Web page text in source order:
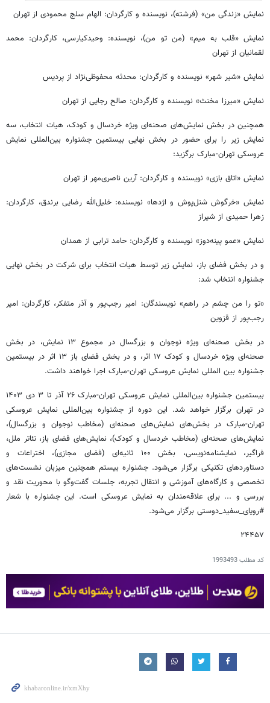
نمایش «زندگی من» (فرشته)، نویسنده و کارگردان: الهام سلج محمودی از تهران
نمایش «قلب به میم» (من تو من)، نویسنده: وحیدکیارسی، کارگردان: محمد
لقمانیان از تهران
نمایش «شیر شهر» نویسنده و کارگردان: محدثه محفوظی‌نژاد از پردیس
نمایش «میرزا مخنث» نویسنده و کارگردان: صالح رجایی از تهران
همچنین در بخش نمایش‌های صحنه‌ای ویژه خردسال و کودک، هیات انتخاب، سه
نمایش زیر را برای حضور در بخش نهایی بیستمین جشنواره بین‌المللی نمایش
عروسکی تهران-مبارک برگزید:
نمایش «اتاق بازی» نویسنده و کارگردان: آرین ناصری‌مهر از تهران
نمایش «خرگوش شنل‌پوش و اژدها» نویسنده: خلیل‌الله رضایی برندق، کارگردان:
زهرا حمیدی از شیراز
نمایش «عمو پینه‌دوز» نویسنده و کارگردان: حامد ترابی از همدان
و در بخش فضای باز، نمایش زیر توسط هیات انتخاب برای شرکت در بخش نهایی
جشنواره انتخاب شد:
«تو را من چشم در راهم» نویسندگان: امیر رجب‌پور و آذر متفکر، کارگردان: امیر
رجب‌پور از قزوین
در بخش صحنه‌ای ویژه نوجوان و بزرگسال در مجموع ۱۳ نمایش، در بخش
صحنه‌ای ویژه خردسال و کودک ۱۷ اثر، و در بخش فضای باز ۱۳ اثر در بیستمین
جشنواره بین‌ المللی نمایش عروسکی تهران-مبارک اجرا خواهند داشت.
بیستمین جشنواره بین‌المللی نمایش عروسکی تهران-مبارک ۲۶ آذر تا ۳ دی ۱۴۰۳
در تهران برگزار خواهد شد. این دوره از جشنواره بین‌المللی نمایش عروسکی
تهران-مبارک در بخش‌های نمایش‌های صحنه‌ای (مخاطب نوجوان و بزرگسال)،
نمایش‌های صحنه‌ای (مخاطب خردسال و کودک)، نمایش‌های فضای باز، تئاتر ملل،
فراگیر، نمایشنامه‌نویسی، بخش ۱۰۰ ثانیه‌ای (فضای مجازی)، اختراعات و
دستاوردهای تکنیکی برگزار می‌شود. جشنواره بیستم همچنین میزبان نشست‌های
تخصصی و کارگاه‌های آموزشی و انتقال تجربه، جلسات گفت‌وگو با محوریت نقد و
بررسی و ... برای علاقه‌مندان به نمایش عروسکی است. این جشنواره با شعار
#رویای_سفید_دوستی برگزار می‌شود.
۲۴۴۵۷
کد مطلب1993493